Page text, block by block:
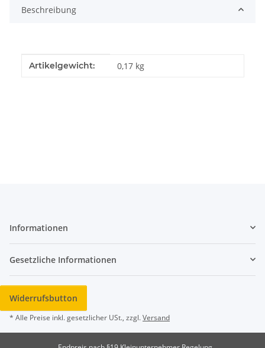
Beschreibung
Produkteigenschaft
Wert
Artikelgewicht: 0,17 kg
Informationen
Gesetzliche Informationen
Widerrufsbutton
* Alle Preise inkl. gesetzlicher USt., zzgl.Versand